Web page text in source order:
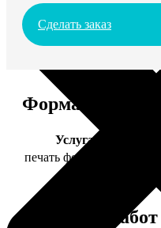
Сделать заказ
Форматы и цены
Услуга
печать фото 30х40
Примеры работ